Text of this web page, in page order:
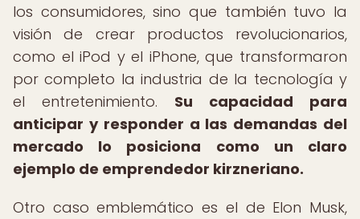
los consumidores, sino que también tuvo la
visión de crear productos revolucionarios,
como el iPod y el iPhone, que transformaron
por completo la industria de la tecnología y
el entretenimiento. Su capacidad para
anticipar y responder a las demandas del
mercado lo posiciona como un claro
ejemplo de emprendedor kirzneriano.
Otro caso emblemático es el de Elon Musk,